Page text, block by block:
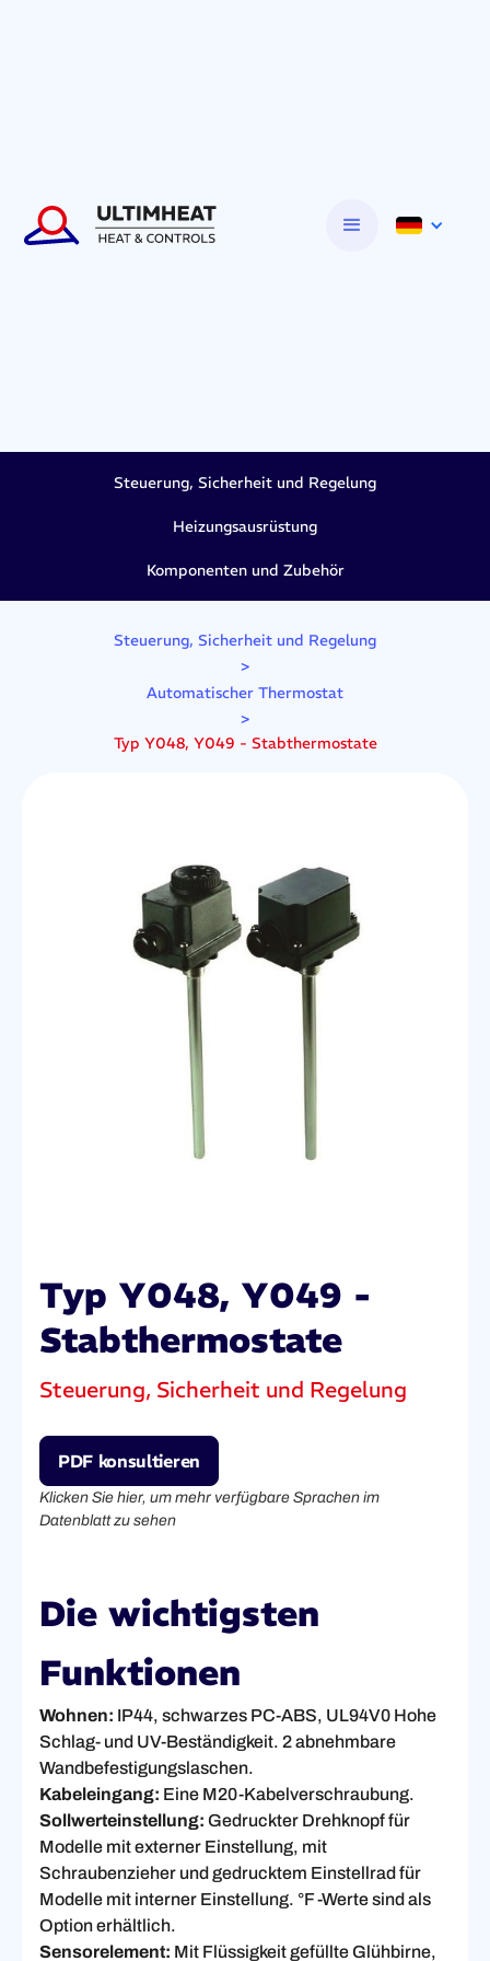
Steuerung, Sicherheit und Regelung
Heizungsausrüstung
Komponenten und Zubehör
Steuerung, Sicherheit und Regelung
>
Automatischer Thermostat
>
Typ Y048, Y049 - Stabthermostate
Typ Y048, Y049 -
Stabthermostate
Steuerung, Sicherheit und Regelung
PDF konsultieren
Klicken Sie hier, um mehr verfügbare Sprachen im
Datenblatt zu sehen
Die wichtigsten
Funktionen
Wohnen: IP44, schwarzes PC-ABS, UL94V0 Hohe
Schlag- und UV-Beständigkeit. 2 abnehmbare
Wandbefestigungslaschen.
Kabeleingang: Eine M20-Kabelverschraubung.
Sollwerteinstellung: Gedruckter Drehknopf für
Modelle mit externer Einstellung, mit
Schraubenzieher und gedrucktem Einstellrad für
Modelle mit interner Einstellung. °F -Werte sind als
Option erhältlich.
Sensorelement: Mit Flüssigkeit gefüllte Glühbirne,